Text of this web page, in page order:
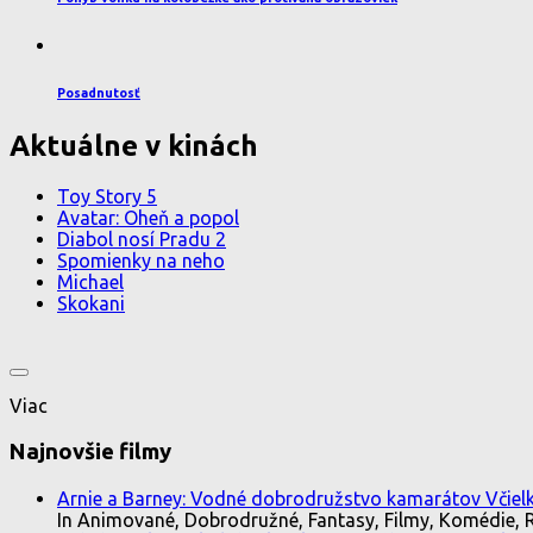
Posadnutosť
Aktuálne v kinách
Toy Story 5
Avatar: Oheň a popol
Diabol nosí Pradu 2
Spomienky na neho
Michael
Skokani
Viac
Najnovšie filmy
Arnie a Barney: Vodné dobrodružstvo kamarátov
In Animované, Dobrodružné, Fantasy, Filmy, Komédie,